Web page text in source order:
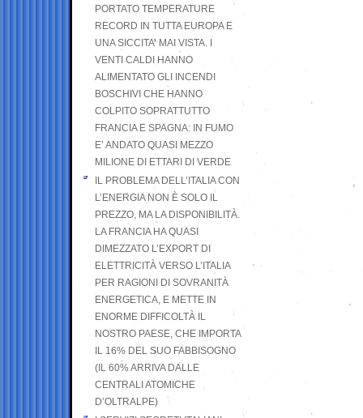
PORTATO TEMPERATURE
RECORD IN TUTTA EUROPA E
UNA SICCITA’ MAI VISTA. I
VENTI CALDI HANNO
ALIMENTATO GLI INCENDI
BOSCHIVI CHE HANNO
COLPITO SOPRATTUTTO
FRANCIA E SPAGNA: IN FUMO
E’ ANDATO QUASI MEZZO
MILIONE DI ETTARI DI VERDE
IL PROBLEMA DELL’ITALIA CON
L’ENERGIA NON È SOLO IL
PREZZO, MA LA DISPONIBILITÀ.
LA FRANCIA HA QUASI
DIMEZZATO L’EXPORT DI
ELETTRICITÀ VERSO L’ITALIA
PER RAGIONI DI SOVRANITÀ
ENERGETICA, E METTE IN
ENORME DIFFICOLTÀ IL
NOSTRO PAESE, CHE IMPORTA
IL 16% DEL SUO FABBISOGNO
(IL 60% ARRIVA DALLE
CENTRALI ATOMICHE
D’OLTRALPE)